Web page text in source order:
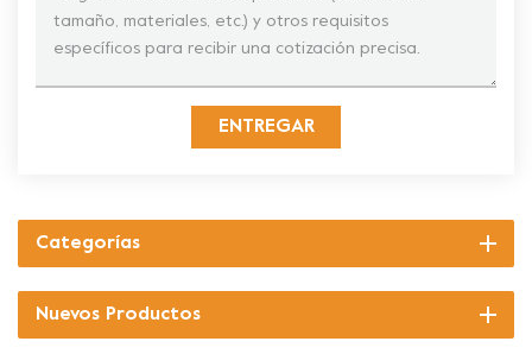
ENTREGAR
Categorías
Nuevos Productos